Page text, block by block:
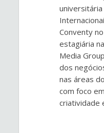
Conventy
estagiária
Media
dos
nas áreas
com foco
criatividade